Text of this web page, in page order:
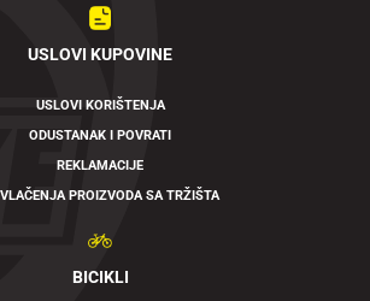
USLOVI KUPOVINE
USLOVI KORIŠTENJA
ODUSTANAK I POVRATI
REKLAMACIJE
PROIZVODA SA TRŽIŠTA
BICIKLI